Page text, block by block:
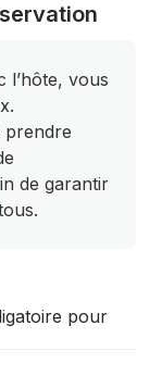
l’hôte, vous
prendre
de garantir
pour